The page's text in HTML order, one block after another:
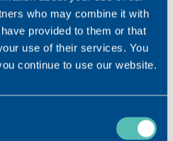
who may combine it with
provided to them or that
use of their services. You
continue to use our website.
FAQ
Raumtemperatur